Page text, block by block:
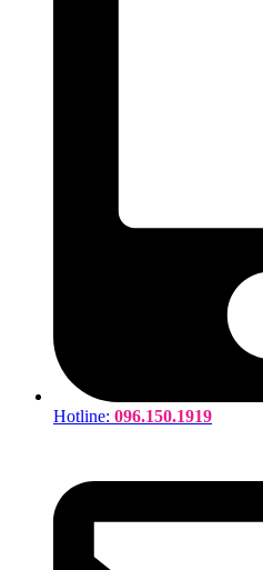
Hotline: 096.150.1919